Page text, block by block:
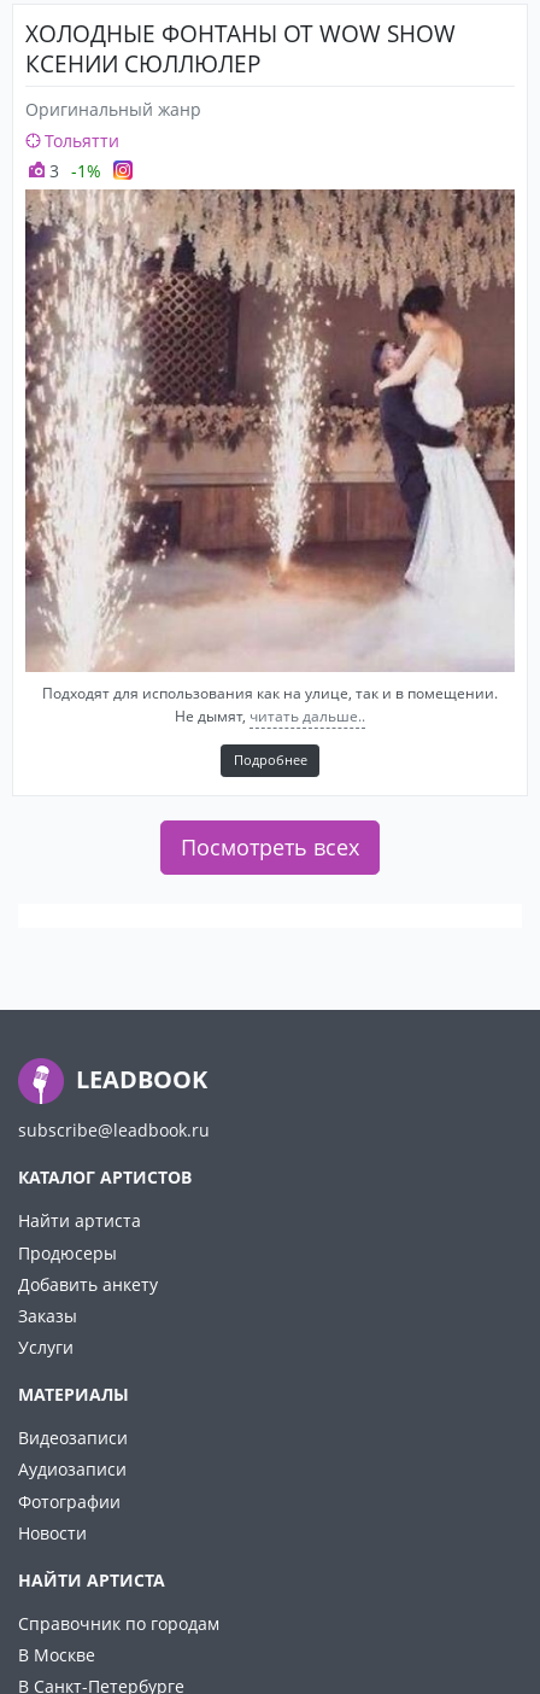
ХОЛОДНЫЕ ФОНТАНЫ ОТ WОW SHОW
КСЕНИИ СЮЛЛЮЛЕР
Оригинальный жанр
Тольятти
3 -1%
Подходят для использования как на улице, так и в помещении.
Не дымят, читать дальше..
Подробнее
Посмотреть всех
LEADBOOK
subscribe@leadbook.ru
КАТАЛОГ АРТИСТОВ
Найти артиста
Продюсеры
Добавить анкету
Заказы
Услуги
МАТЕРИАЛЫ
Видеозаписи
Аудиозаписи
Фотографии
Новости
НАЙТИ АРТИСТА
Справочник по городам
В Москве
В Санкт-Петербурге